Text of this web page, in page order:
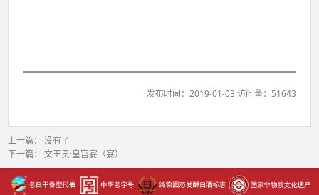
发布时间：2019-01-03 访问量：51643
上一篇： 没有了
下一篇：文王贡·皇宫宴（宴）